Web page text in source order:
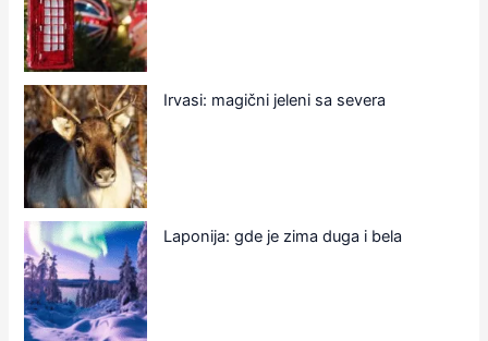
Irvasi: magični jeleni sa severa
Laponija: gde je zima duga i bela